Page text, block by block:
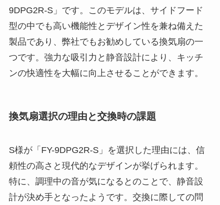
9DPG2R-S」です。このモデルは、サイドフード
型の中でも高い機能性とデザイン性を兼ね備えた
製品であり、弊社でもお勧めしている換気扇の一
つです。強力な吸引力と静音設計により、キッチ
ンの快適性を大幅に向上させることができます。
換気扇選択の理由と交換時の課題
S様が「FY-9DPG2R-S」を選択した理由には、信
頼性の高さと現代的なデザインが挙げられます。
特に、調理中の音が気になるとのことで、静音設
計が決め手となったようです。交換に際しての問